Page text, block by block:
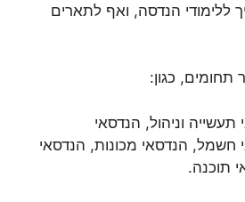
ללימודי הנדסה, ואף לתארים
כגון:
תעשייה וניהול, הנדסאי
חשמל, הנדסאי מכונות, הנדסאי
תוכנה.